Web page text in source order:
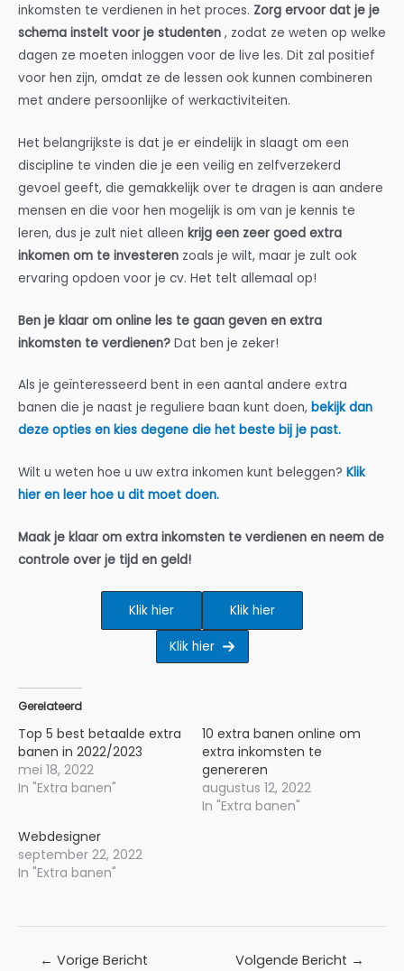
inkomsten te verdienen in het proces. Zorg ervoor dat je je
schema instelt voor je studenten , zodat ze weten op welke
dagen ze moeten inloggen voor de live les. Dit zal positief
voor hen zijn, omdat ze de lessen ook kunnen combineren
met andere persoonlijke of werkactiviteiten.
Het belangrijkste is dat je er eindelijk in slaagt om een
discipline te vinden die je een veilig en zelfverzekerd
gevoel geeft, die gemakkelijk over te dragen is aan andere
mensen en die voor hen mogelijk is om van je kennis te
leren, dus je zult niet alleen krijg een zeer goed extra
inkomen om te investeren zoals je wilt, maar je zult ook
ervaring opdoen voor je cv. Het telt allemaal op!
Ben je klaar om online les te gaan geven en extra
inkomsten te verdienen? Dat ben je zeker!
Als je geïnteresseerd bent in een aantal andere extra
banen die je naast je reguliere baan kunt doen, bekijk dan
deze opties en kies degene die het beste bij je past.
Wilt u weten hoe u uw extra inkomen kunt beleggen? Klik
hier en leer hoe u dit moet doen.
Maak je klaar om extra inkomsten te verdienen en neem de
controle over je tijd en geld!
Klik hier Klik hier
Klik hier
Gerelateerd
Top 5 best betaalde extra
banen in 2022/2023
mei 18, 2022
In "Extra banen"
10 extra banen online om
extra inkomsten te
genereren
augustus 12, 2022
In "Extra banen"
Webdesigner
september 22, 2022
In "Extra banen"
Bericht
← Vorige Bericht Volgende Bericht →